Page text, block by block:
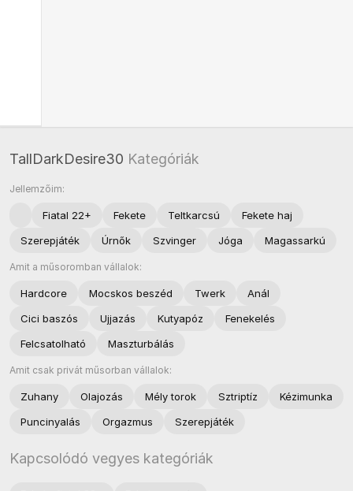
TallDarkDesire30 Kategóriák
Jellemzőim:
Fiatal 22+ Fekete Teltkarcsú
Fekete haj
Szerepjáték
Úrnők Szvinger Jóga Magassarkú
Amit a műsoromban vállalok:
Hardcore Mocskos beszéd Twerk
Anál
Cici baszós
Ujjazás Kutyapóz
Fenekelés
Felcsatolható
Maszturbálás
Amit csak privát műsorban vállalok:
Zuhany Olajozás Mély torok Sztriptíz
Kézimunka
Puncinyalás
Orgazmus Szerepjáték
Kapcsolódó vegyes kategóriák